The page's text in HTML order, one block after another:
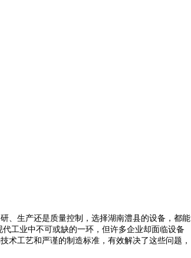
、生产还是质量控制，选择湖南澧县的设备，都能
工业中不可或缺的一环，但许多企业却面临设备
术工艺和严谨的制造标准，有效解决了这些问题，